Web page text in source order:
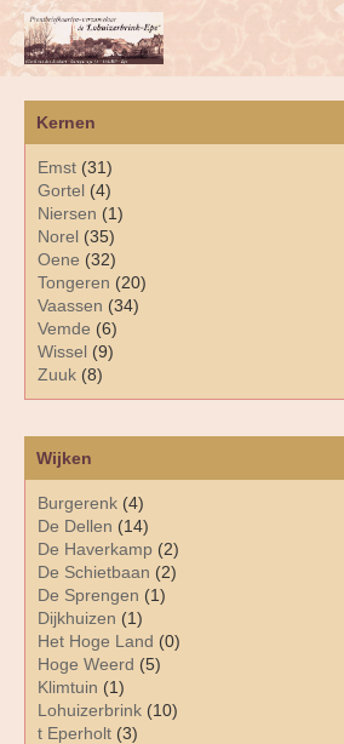
Kernen
Emst (31)
Gortel (4)
Niersen (1)
Norel (35)
Oene (32)
Tongeren (20)
Vaassen (34)
Vemde (6)
Wissel (9)
Zuuk (8)
Wijken
Burgerenk (4)
De Dellen (14)
De Haverkamp (2)
De Schietbaan (2)
De Sprengen (1)
Dijkhuizen (1)
Het Hoge Land (0)
Hoge Weerd (5)
Klimtuin (1)
Lohuizerbrink (10)
t Eperholt (3)